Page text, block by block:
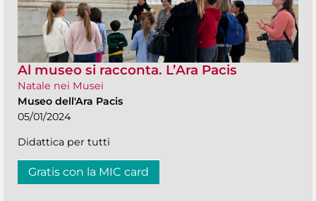
Al museo si racconta. L’Ara Pacis
Natale nei Musei
Museo dell'Ara Pacis
05/01/2024
Didattica per tutti
Gratis con la MIC card